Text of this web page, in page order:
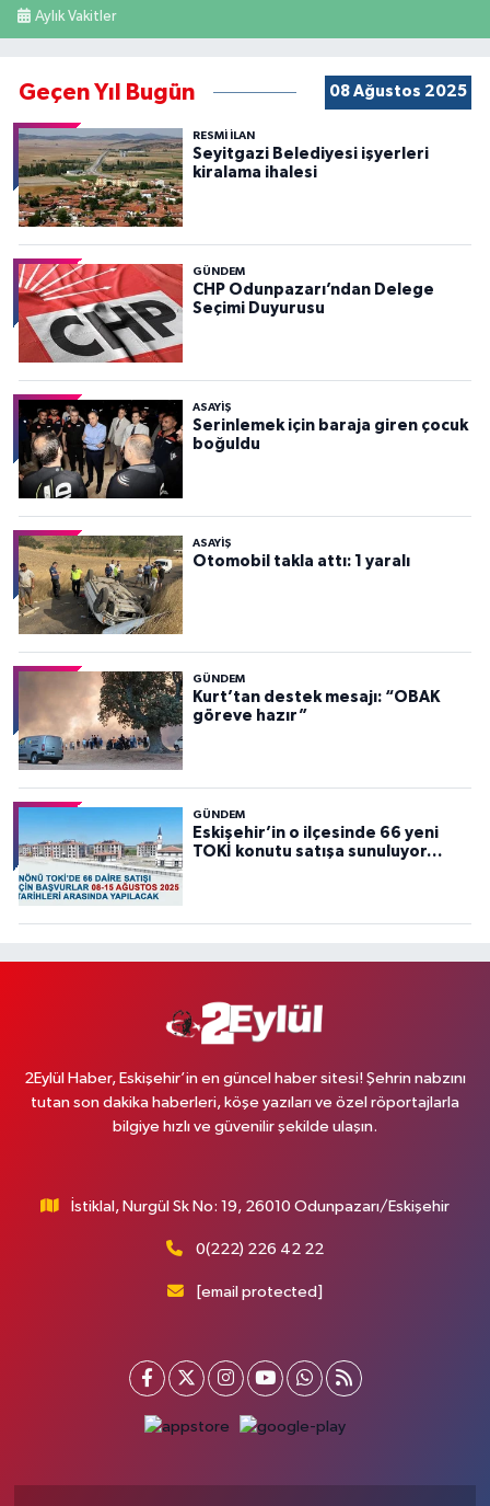
Aylık Vakitler
Geçen Yıl Bugün 08 Ağustos 2025
RESMİ İLAN
Seyitgazi Belediyesi işyerleri
kiralama ihalesi
GÜNDEM
CHP Odunpazarı’ndan Delege
Seçimi Duyurusu
ASAYİŞ
Serinlemek için baraja giren çocuk
boğuldu
ASAYİŞ
Otomobil takla attı: 1 yaralı
GÜNDEM
Kurt’tan destek mesajı: “OBAK
göreve hazır”
GÜNDEM
Eskişehir’in o ilçesinde 66 yeni
TOKİ konutu satışa sunuluyor…
2Eylül Haber, Eskişehir’in en güncel haber sitesi! Şehrin nabzını
tutan son dakika haberleri, köşe yazıları ve özel röportajlarla
bilgiye hızlı ve güvenilir şekilde ulaşın.
İstiklal, Nurgül Sk No: 19, 26010 Odunpazarı/Eskişehir
0(222) 226 42 22
[email protected]